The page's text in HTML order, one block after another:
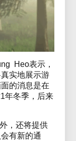
Heo表示，
实地展示游
的消息是在
年冬季，后来
，还将提供
有新的通